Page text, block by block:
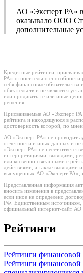
АО «Эксперт РА» в
оказывало ООО
дополнительные
Кредитные рейтинги,
РА» относительно способности
себя финансовые
обязательств и не являются
или продавать те или иные
решения.
Присваиваемые АО «Эксперт
рейтинга и находящуюся в
достоверность которой, по
АО «Эксперт РА» не проводит
отчётности и иных данных и не
«Эксперт РА» не несет
интерпретациями, выводами,
или косвенно связанными с
действиями, а также выводами
выпущенных АО «Эксперт РА»,
Представленная информация
вносить изменения в
если иное не определено
РФ. Единственным источником,
официальный интернет-сайт АО
Рейтинги
Рейтинги финансовой
Рейтинги финансовой